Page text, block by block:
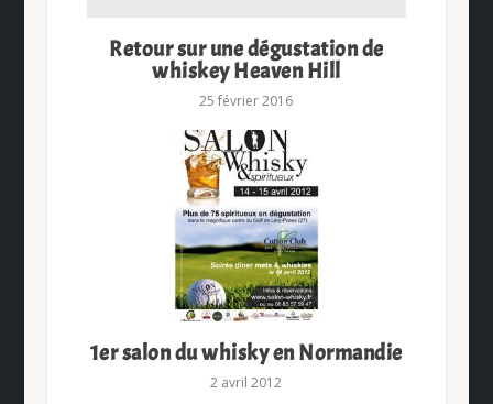
Retour sur une dégustation de
whiskey Heaven Hill
25 février 2016
1er salon du whisky en Normandie
2 avril 2012